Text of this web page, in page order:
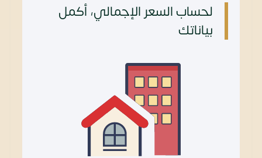
لحساب السعر الإجمالي، أكمل
بياناتك